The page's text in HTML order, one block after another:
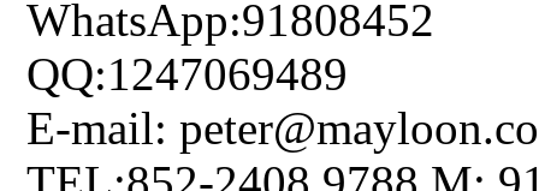
WhatsApp:91808452
QQ:1247069489
E-mail: